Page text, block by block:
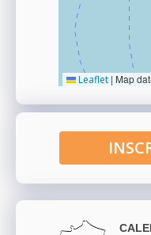
Leaflet | Map